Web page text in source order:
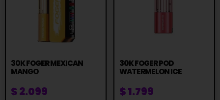
30K FOGER MEXICAN
MANGO
$2.099
30K FOGER POD
WATERMELON ICE
$1.799